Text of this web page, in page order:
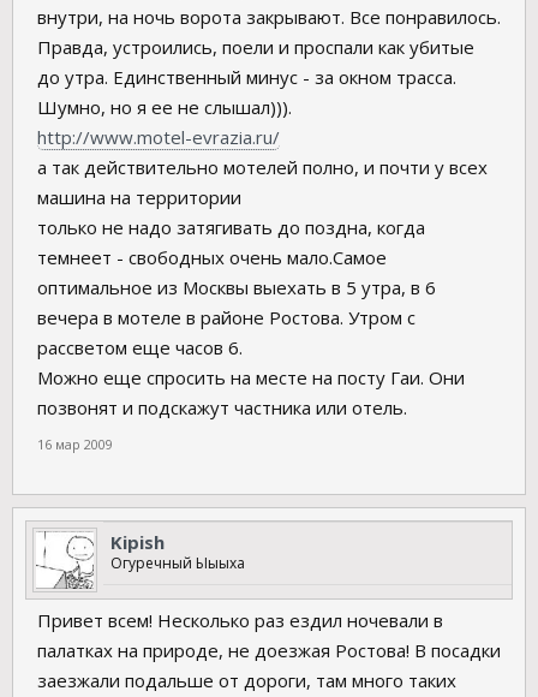
внутри, на ночь ворота закрывают. Все понравилось.
Правда, устроились, поели и проспали как убитые
до утра. Единственный минус - за окном трасса.
Шумно, но я ее не слышал))).
http://www.motel-evrazia.ru/
а так действительно мотелей полно, и почти у всех
машина на территории
только не надо затягивать до поздна, когда
темнеет - свободных очень мало.Самое
оптимальное из Москвы выехать в 5 утра, в 6
вечера в мотеле в районе Ростова. Утром с
рассветом еще часов 6.
Можно еще спросить на месте на посту Гаи. Они
позвонят и подскажут частника или отель.
16 мар 2009
Kipish
Огуречный Ыыыха
Привет всем! Несколько раз ездил ночевали в
палатках на природе, не доезжая Ростова! В посадки
заезжали подальше от дороги, там много таких